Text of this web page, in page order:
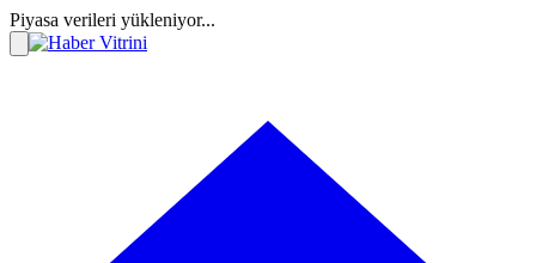
Piyasa verileri yükleniyor...